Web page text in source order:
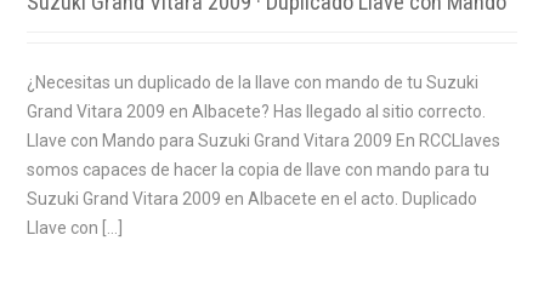
¿Necesitas un duplicado de la llave con mando de tu Suzuki
Grand Vitara 2009 en Albacete? Has llegado al sitio correcto.
Llave con Mando para Suzuki Grand Vitara 2009 En RCCLlaves
somos capaces de hacer la copia de llave con mando para tu
Suzuki Grand Vitara 2009 en Albacete en el acto. Duplicado
Llave con […]